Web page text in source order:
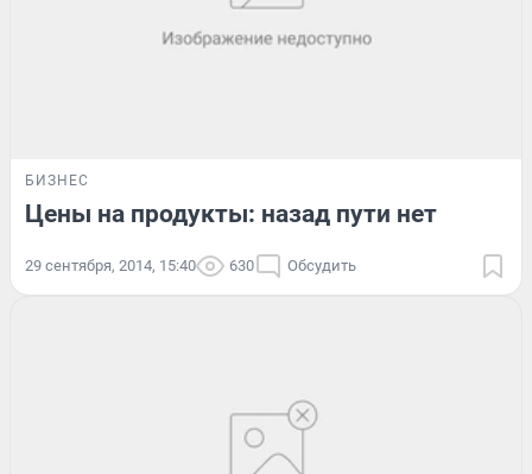
БИЗНЕС
Цены на продукты: назад пути нет
29 сентября, 2014, 15:40 630 Обсудить